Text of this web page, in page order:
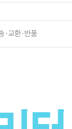
·교환·반품